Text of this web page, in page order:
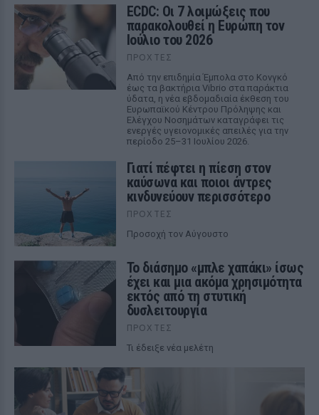
ECDC: Οι 7 λοιμώξεις που
παρακολουθεί η Ευρώπη τον
Ιούλιο του 2026
ΠΡΟΧΤΈΣ
Από την επιδημία Έμπολα στο Κονγκό
έως τα βακτήρια Vibrio στα παράκτια
ύδατα, η νέα εβδομαδιαία έκθεση του
Ευρωπαϊκού Κέντρου Πρόληψης και
Ελέγχου Νοσημάτων καταγράφει τις
ενεργές υγειονομικές απειλές για την
περίοδο 25–31 Ιουλίου 2026.
Γιατί πέφτει η πίεση στον
καύσωνα και ποιοι άντρες
κινδυνεύουν περισσότερο
ΠΡΟΧΤΈΣ
Προσοχή τον Αύγουστο
Το διάσημο «μπλε χαπάκι» ίσως
έχει και μια ακόμα χρησιμότητα
εκτός από τη στυτική
δυσλειτουργία
ΠΡΟΧΤΈΣ
Τι έδειξε νέα μελέτη